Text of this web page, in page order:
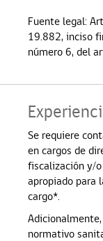
Fuente legal:
19.882, inciso
número 6, del
Se requiere
en cargos de
fiscalización y/
apropiado para
cargo*.
normativo